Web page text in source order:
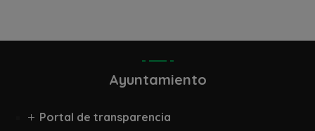
Ayuntamiento
Portal de transparencia